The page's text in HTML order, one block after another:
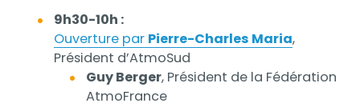
9h30-10h :
Ouverture par Pierre-Charles Maria,
Président d’AtmoSud
Guy Berger, Président de la Fédération
AtmoFrance